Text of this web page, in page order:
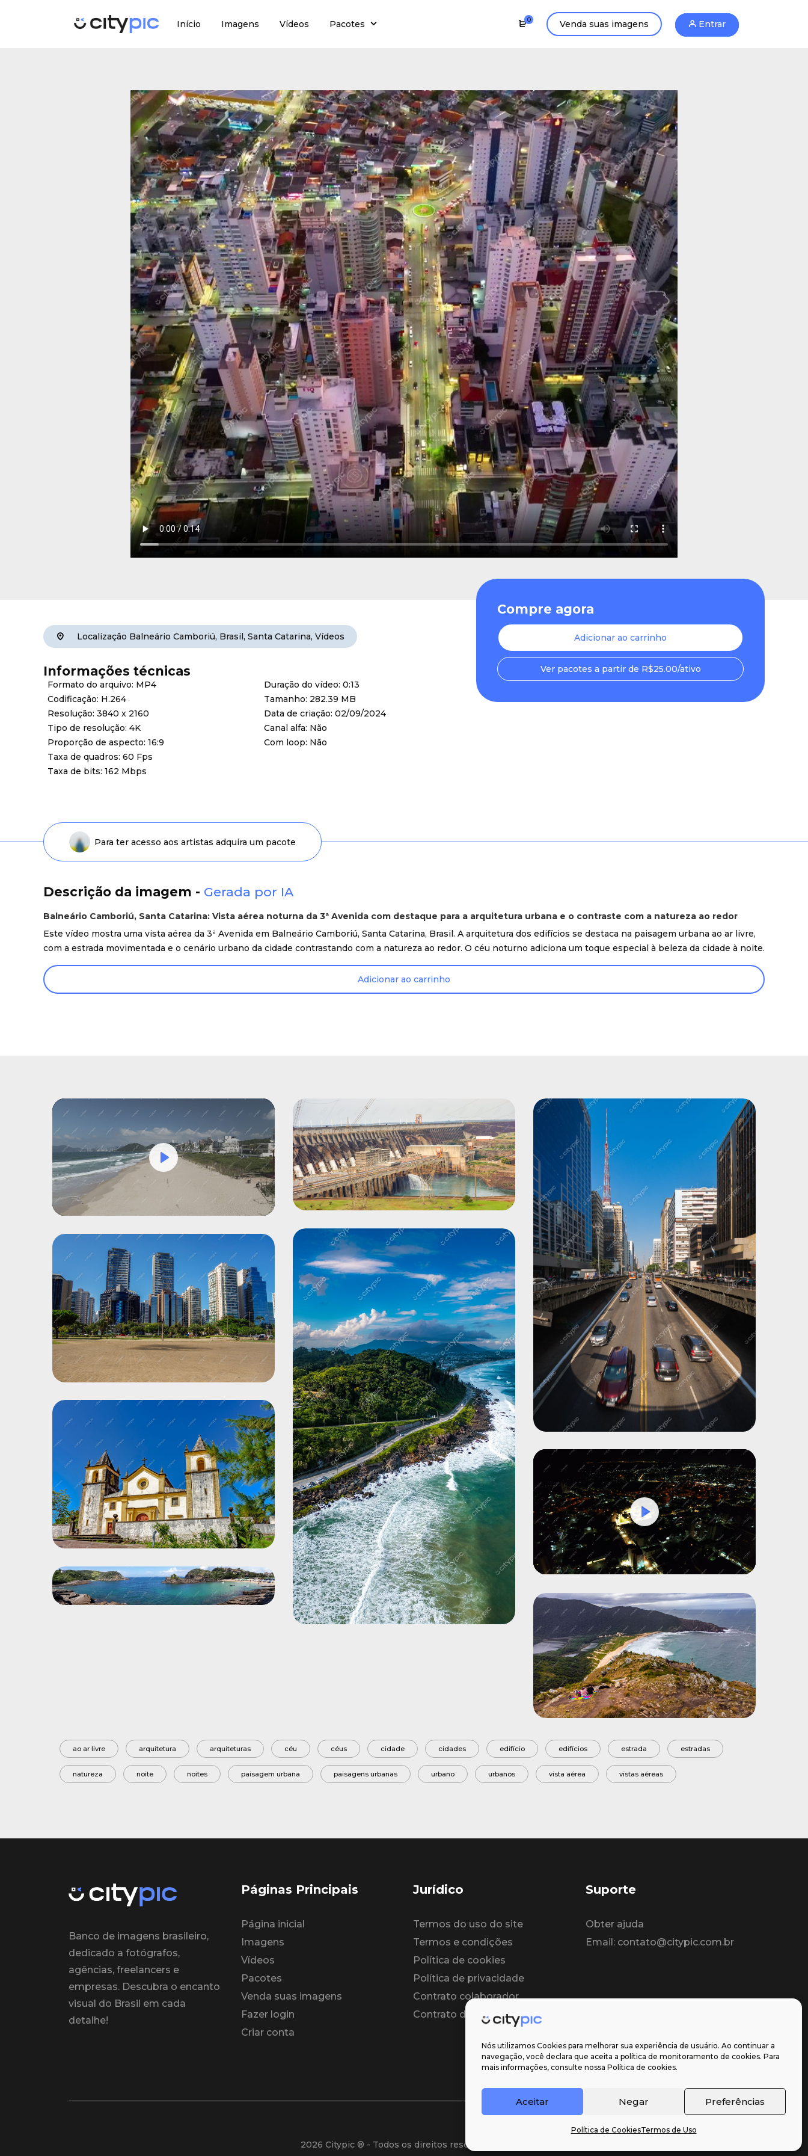
Nós utilizamos Cookies para melhorar sua experiência de usuário. Ao continuar a
navegação, você declara que aceita a política de monitoramento de cookies. Para
mais informações, consulte nossa Política de cookies.
Aceitar Negar Preferências
Política de CookiesTermos de Uso
Início Imagens Vídeos Pacotes 0 Venda suas imagens Entrar
Localização Balneário Camboriú, Brasil, Santa Catarina, Vídeos
Informações técnicas
Formato do arquivo: MP4
Codificação: H.264
Resolução: 3840 x 2160
Tipo de resolução: 4K
Proporção de aspecto: 16:9
Taxa de quadros: 60 Fps
Taxa de bits: 162 Mbps
Duração do vídeo: 0:13
Tamanho: 282.39 MB
Data de criação: 02/09/2024
Canal alfa: Não
Com loop: Não
Compre agora
Adicionar ao carrinho
Ver pacotes a partir de R$25.00/ativo
Para ter acesso aos artistas adquira um pacote
Descrição da imagem - Gerada por IA
Balneário Camboriú, Santa Catarina: Vista aérea noturna da 3ª Avenida com destaque para a arquitetura urbana e o contraste com a natureza ao redor
Este vídeo mostra uma vista aérea da 3ª Avenida em Balneário Camboriú, Santa Catarina, Brasil. A arquitetura dos edifícios se destaca na paisagem urbana ao ar livre,
com a estrada movimentada e o cenário urbano da cidade contrastando com a natureza ao redor. O céu noturno adiciona um toque especial à beleza da cidade à noite.
Adicionar ao carrinho
Mute Settings
Play
Mute Settings
Play
ao ar livre arquitetura arquiteturas céu céus cidade cidades edifício edifícios estrada estradas
natureza noite noites paisagem urbana paisagens urbanas urbano urbanos vista aérea vistas aéreas
Banco de imagens brasileiro,
dedicado a fotógrafos,
agências, freelancers e
empresas. Descubra o encanto
visual do Brasil em cada
detalhe!
Páginas Principais
Página inicial
Imagens
Vídeos
Pacotes
Venda suas imagens
Fazer login
Criar conta
Jurídico
Termos do uso do site
Termos e condições
Política de cookies
Política de privacidade
Contrato colaborador
Contrato de licença
Suporte
Obter ajuda
Email: contato@citypic.com.br
2026 Citypic ® - Todos os direitos reservados ©